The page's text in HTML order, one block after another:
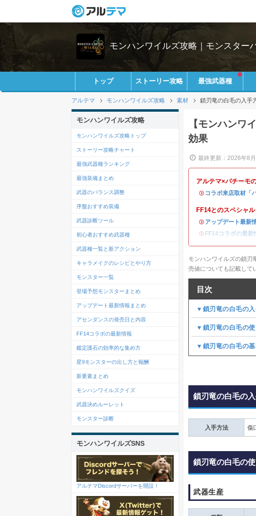
モンハンワイルズ攻略｜モンスター
トップ ストーリー攻略 最強武器種
アルテマ モンハンワイルズ攻略 素材 鎖刃竜の白毛の入手
【モンハンワ
効果
最終更新：2026年8
アルテマ×パチーモ
・ コラボ来店取材「
FF14とのスペシャ
・ アップデート最新
・ FF14コラボの最新
モンハンワイルズの鎖刃
売値についても記載して
目次
▼鎖刃竜の白毛の
▼鎖刃竜の白毛の
▼鎖刃竜の白毛の基
鎖刃竜の白毛の
入手方法 傷
鎖刃竜の白毛の
武器生産
モンハンワイルズ攻略
モンハンワイルズ攻略トップ
ストーリー攻略チャート
最強武器種ランキング
最強装備まとめ
武器のバランス調整
序盤おすすめ装備
武器診断ツール
初心者おすすめ武器種
武器種一覧と新アクション
キャラメイクのレシピとやり方
モンスター一覧
登場予想モンスターまとめ
アップデート最新情報まとめ
アセンダンスの発売日と内容
FF14コラボの最新情報
鑑定護石の効率的な集め方
星9モンスターの出し方と報酬
新要素まとめ
モンハンワイルズクイズ
武器決めルーレット
モンスター診断
モンハンワイルズSNS
アルテマDiscordサーバーを開設！